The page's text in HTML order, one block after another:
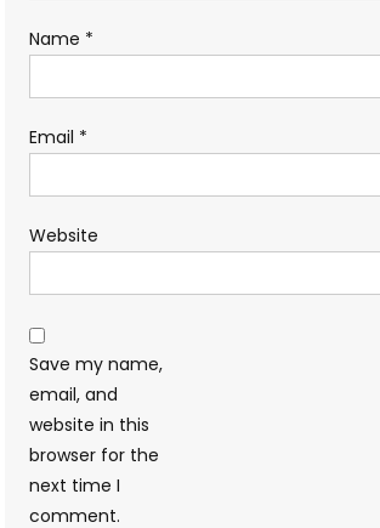
Name *
Email *
Website
Save my name,
email, and
website in this
browser for the
next time I
comment.